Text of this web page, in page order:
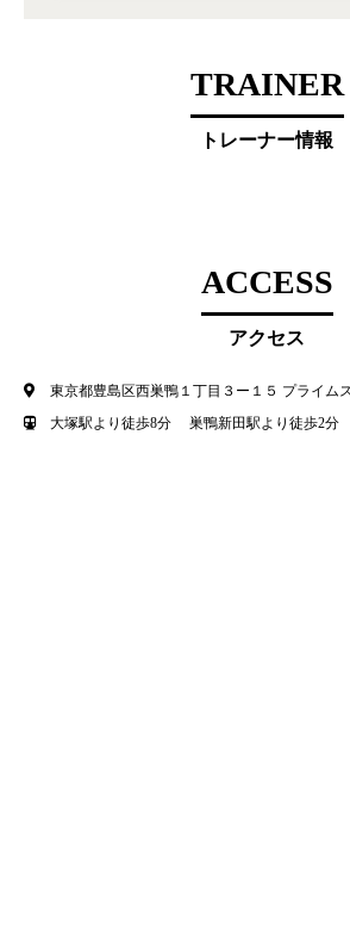
TRAINER
トレーナー情報
ACCESS
アクセス
東京都豊島区西巣鴨１丁目３ー１５ プライム
大塚駅より徒歩8分 巣鴨新田駅より徒歩2分